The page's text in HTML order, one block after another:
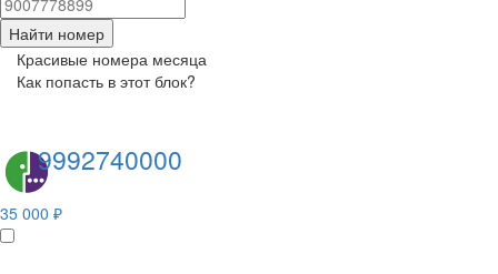
Найти номер
Красивые номера месяца
Как попасть в этот блок?
9992740000
35 000 ₽